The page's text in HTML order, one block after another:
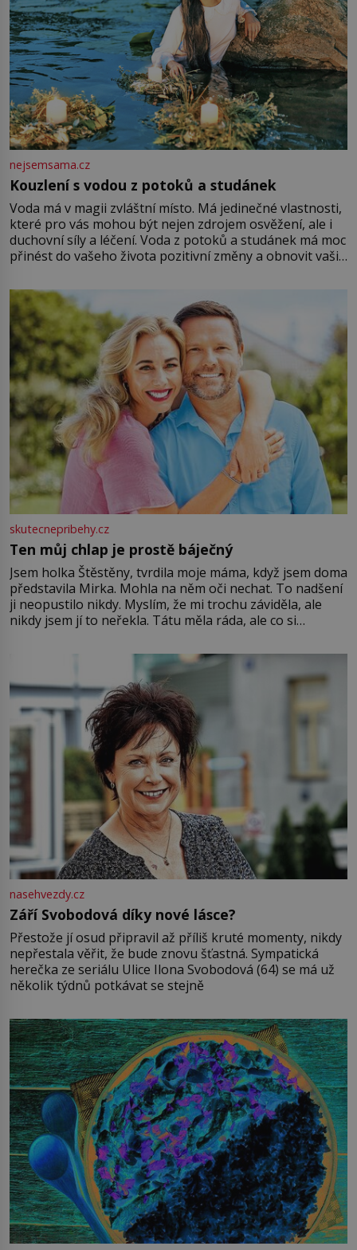
nejsemsama.cz
Kouzlení s vodou z potoků a studánek
Voda má v magii zvláštní místo. Má jedinečné vlastnosti,
které pro vás mohou být nejen zdrojem osvěžení, ale i
duchovní síly a léčení. Voda z potoků a studánek má moc
přinést do vašeho života pozitivní změny a obnovit vaši
můžete obohatit své rituály a přinést do svého života
větší harmonii a klid. Je důležité
skutecnepribehy.cz
Ten můj chlap je prostě báječný
Jsem holka Štěstěny, tvrdila moje máma, když jsem doma
představila Mirka. Mohla na něm oči nechat. To nadšení
ji neopustilo nikdy. Myslím, že mi trochu záviděla, ale
nikdy jsem jí to neřekla. Tátu měla ráda, ale co si
Jsme spolu moc rádi Tehdy byla jiná doba, když
nasehvezdy.cz
Září Svobodová díky nové lásce?
Přestože jí osud připravil až příliš kruté momenty, nikdy
nepřestala věřit, že bude znovu šťastná. Sympatická
herečka ze seriálu Ulice Ilona Svobodová (64) se má už
několik týdnů potkávat se stejně